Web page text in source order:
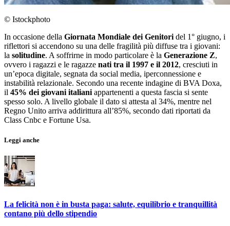
© Istockphoto
In occasione della Giornata Mondiale dei Genitori del 1° giugno, i
riflettori si accendono su una delle fragilità più diffuse tra i giovani:
la solitudine. A soffrirne in modo particolare è la Generazione Z,
ovvero i ragazzi e le ragazze nati tra il 1997 e il 2012, cresciuti in
un’epoca digitale, segnata da social media, iperconnessione e
instabilità relazionale. Secondo una recente indagine di BVA Doxa,
il 45% dei giovani italiani appartenenti a questa fascia si sente
spesso solo. A livello globale il dato si attesta al 34%, mentre nel
Regno Unito arriva addirittura all’85%, secondo dati riportati da
Class Cnbc e Fortune Usa.
Leggi anche
La felicità non è in busta paga: salute, equilibrio e tranquillità
contano più dello stipendio